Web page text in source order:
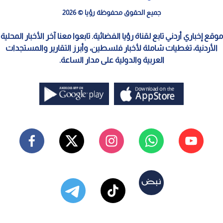
جميع الحقوق محفوظة رؤيا © 2026
موقع إخباري أردني تابع لقناة رؤيا الفضائية. تابعوا معنا آخر الأخبار المحلية
الأردنية، تغطيات شاملة لأخبار فلسطين، وأبرز التقارير والمستجدات
العربية والدولية على مدار الساعة.